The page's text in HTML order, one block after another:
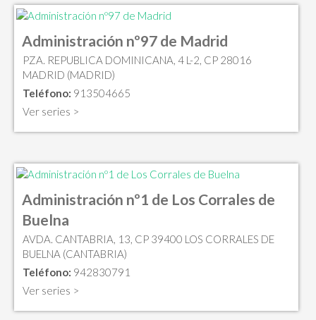
Administración nº97 de Madrid
PZA. REPUBLICA DOMINICANA, 4 L-2, CP 28016
MADRID (MADRID)
Teléfono: 913504665
Ver series >
Administración nº1 de Los Corrales de
Buelna
AVDA. CANTABRIA, 13, CP 39400 LOS CORRALES DE
BUELNA (CANTABRIA)
Teléfono: 942830791
Ver series >